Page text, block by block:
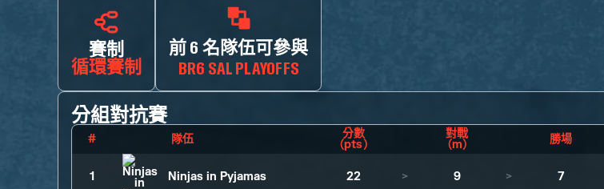
賽制
循環賽制
前 6 名隊伍可參與
BR6 SAL PLAYOFFS
分組對抗賽
# 隊伍
分數
（pts）
對戰
（m）
勝場
1 Ninjas in Pyjamas 22 > 9 > 7